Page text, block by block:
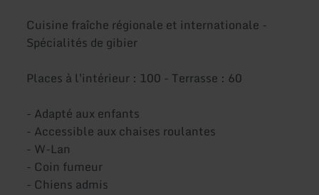
Cuisine fraîche régionale et internationale -
Spécialités de gibier
Places à l'intérieur : 100 - Terrasse : 60
- Adapté aux enfants
- Accessible aux chaises roulantes
- W-Lan
- Coin fumeur
- Chiens admis